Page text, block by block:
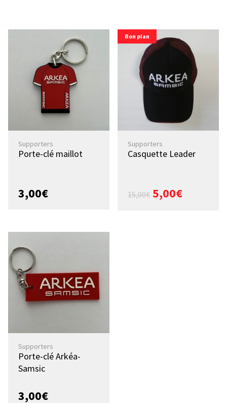
Supporters
Porte-clé maillot
3,00€
Bon plan
Supporters
Casquette Leader
15,00€ 5,00€
Supporters
Porte-clé Arkéa-
Samsic
3,00€